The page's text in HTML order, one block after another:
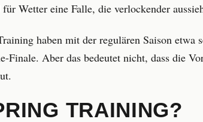
Wetter eine Falle, die verlockender
haben mit der regulären Saison
Finale. Aber das bedeutet nicht, dass die
TRAINING?